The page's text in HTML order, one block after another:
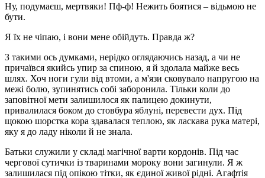
Ну, подумаєш, мертвяки! Пф-ф! Нежить боятися – відьмою не
бути.
Я їх не чіпаю, і вони мене обійдуть. Правда ж?
З такими ось думками, нерідко оглядаючись назад, а чи не
причаївся якийсь упир за спиною, я й здолала майже весь
шлях. Хоч ноги гули від втоми, а м'язи сковувало напругою на
межі болю, зупинятись собі заборонила. Тільки коли до
заповітної мети залишилося як палицею докинути,
привалилася боком до стовбура яблуні, перевести дух. Під
щокою шорстка кора здавалася теплою, як ласкава рука матері,
яку я до ладу ніколи й не знала.
Батьки служили у складі магічної варти кордонів. Під час
чергової сутички із тваринами мороку вони загинули. Я ж
залишилася під опікою тітки, як єдиної живої рідні. Агафтія